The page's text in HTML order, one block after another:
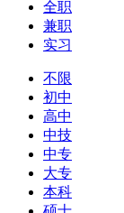
全职
兼职
实习
不限
初中
高中
中技
中专
大专
本科